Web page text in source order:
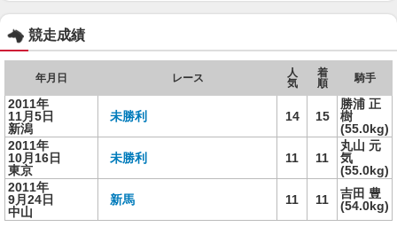
競走成績
年月日 レース
人
気
着
順
騎手
2011年
11月5日
新潟
未勝利 14 15
勝浦 正
樹
(55.0kg)
2011年
10月16日
東京
未勝利 11 11
丸山 元
気
(55.0kg)
2011年
9月24日
中山
新馬 11 11
吉田 豊
(54.0kg)